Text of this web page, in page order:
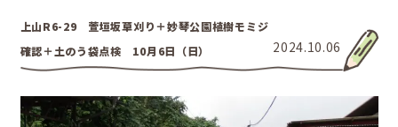
2024.10.06
上山R6-29 萱垣坂草刈り＋妙琴公園植樹モミジ
確認＋土のう袋点検 10月6日（日）